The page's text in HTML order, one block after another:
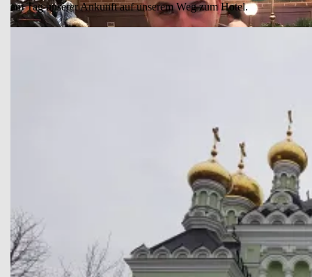
am Tag unserer Ankunft auf unserem Weg zum Hotel.